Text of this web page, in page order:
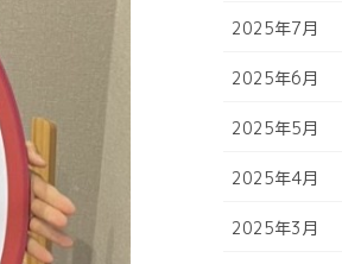
2025年7月
2025年6月
2025年5月
2025年4月
2025年3月